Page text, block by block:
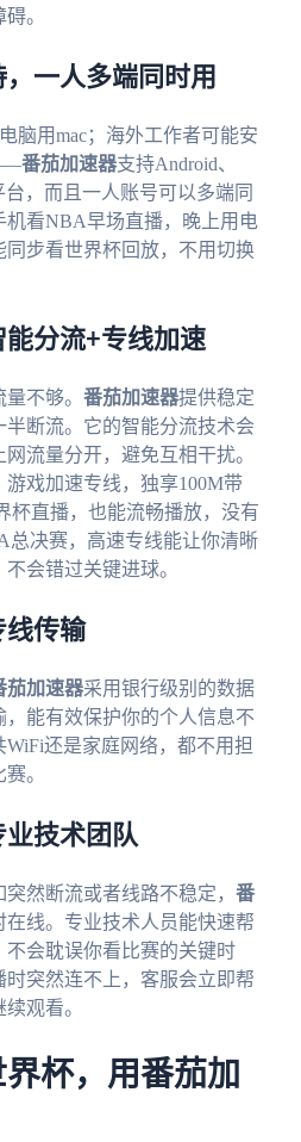
。
一人多端同时用
脑用mac；海外工作者可能安
番茄加速器支持Android、
台，而且一人账号可以多端同
机看NBA早场直播，晚上用电
步看世界杯回放，不用切换
分流+专线加速
不够。 番茄加速器提供稳定
断流。它的智能分流技术会
流量分开，避免互相干扰。
戏加速专线，独享100M带
杯直播，也能流畅播放，没有
总决赛，高速专线能让你清晰
会错过关键进球。
线传输
茄加速器采用银行级别的数据
能有效保护你的个人信息不
还是家庭网络，都不用担
。
技术团队
然断流或者线路不稳定， 番
在线。专业技术人员能快速帮
会耽误你看比赛的关键时
突然连不上，客服会立即帮
观看。
杯，用番茄加